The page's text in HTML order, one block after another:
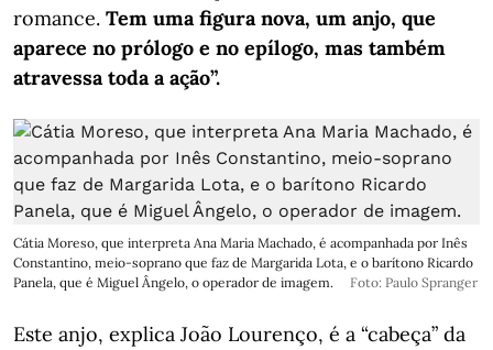
romance. Tem uma figura nova, um anjo, que
aparece no prólogo e no epílogo, mas também
atravessa toda a ação”.
Cátia Moreso, que interpreta Ana Maria Machado, é acompanhada por Inês
Constantino, meio-soprano que faz de Margarida Lota, e o barítono Ricardo
Panela, que é Miguel Ângelo, o operador de imagem.
Foto: Paulo Spranger
Este anjo, explica João Lourenço, é a “cabeça” da